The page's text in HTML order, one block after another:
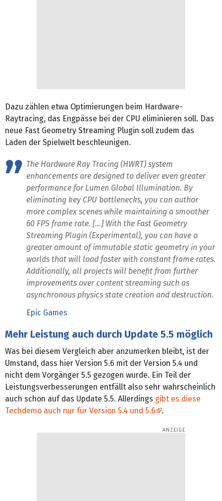
Dazu zählen etwa Optimierungen beim Hardware-
Raytracing, das Engpässe bei der CPU eliminieren soll. Das
neue Fast Geometry Streaming Plugin soll zudem das
Laden der Spielwelt beschleunigen.
The Hardware Ray Tracing (HWRT) system
enhancements are designed to deliver even greater
performance for Lumen Global Illumination. By
eliminating key CPU bottlenecks, you can author
more complex scenes while maintaining a smoother
60 FPS frame rate. [...] With the Fast Geometry
Streaming Plugin (Experimental), you can have a
greater amount of immutable static geometry in your
worlds that will load faster with constant frame rates.
Additionally, all projects will benefit from further
improvements over content streaming such as
asynchronous physics state creation and destruction.
Epic Games
Mehr Leistung auch durch Update 5.5 möglich
Was bei diesem Vergleich aber anzumerken bleibt, ist der
Umstand, dass hier Version 5.6 mit der Version 5.4 und
nicht dem Vorgänger 5.5 gezogen wurde. Ein Teil der
Leistungsverbesserungen entfällt also sehr wahrscheinlich
auch schon auf das Update 5.5. Allerdings gibt es diese
Techdemo auch nur für Version 5.4 und 5.6
.